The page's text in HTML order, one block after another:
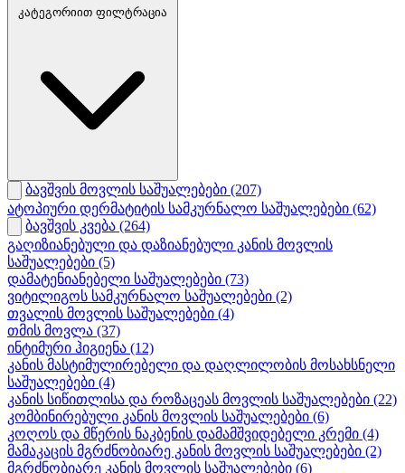
კატეგორიით ფილტრაცია
ბავშვის მოვლის საშუალებები (207)
ატოპიური დერმატიტის სამკურნალო საშუალებები (62)
ბავშვის კვება (264)
გაღიზიანებული და დაზიანებული კანის მოვლის
საშუალებები (5)
დამატენიანებელი საშუალებები (73)
ვიტილიგოს სამკურნალო საშუალებები (2)
თვალის მოვლის საშუალებები (4)
თმის მოვლა (37)
ინტიმური ჰიგიენა (12)
კანის მასტიმულირებელი და დაღლილობის მოსახსნელი
საშუალებები (4)
კანის სიწითლისა და როზაცეას მოვლის საშუალებები (22)
კომბინირებული კანის მოვლის საშუალებები (6)
კოღოს და მწერის ნაკბენის დამამშვიდებელი კრემი (4)
მამაკაცის მგრძნობიარე კანის მოვლის საშუალებები (2)
მგრძნობიარე კანის მოვლის საშუალებები (6)